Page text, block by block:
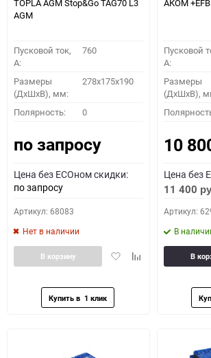
TOPLA AGM Stop&Go TAG70 L3
AGM
Пусковой ток,
A:
760
Размеры
(ДхШхВ), мм:
278x175x190
Полярность: 0
по запросу
Цена без ECOном скидки:
по запросу
Артикул: 68083
Нет в наличии
ДобавитьДобавить
В корзину
АКОМ
Пусковой
A:
Размеры
(ДхШхВ),
10
Цена без
11 400
Артикул:
В
В